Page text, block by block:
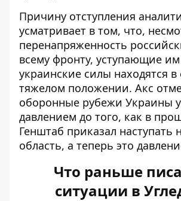
Причину отступления
усматривает в том, что,
перенапряженность
всему фронту, уступающие
украинские силы находятся
тяжелом положении. Акс
оборонные рубежи Украины
давлением до того, как в
Генштаб приказал наступать
область, а теперь это
Что раньше
ситуации в